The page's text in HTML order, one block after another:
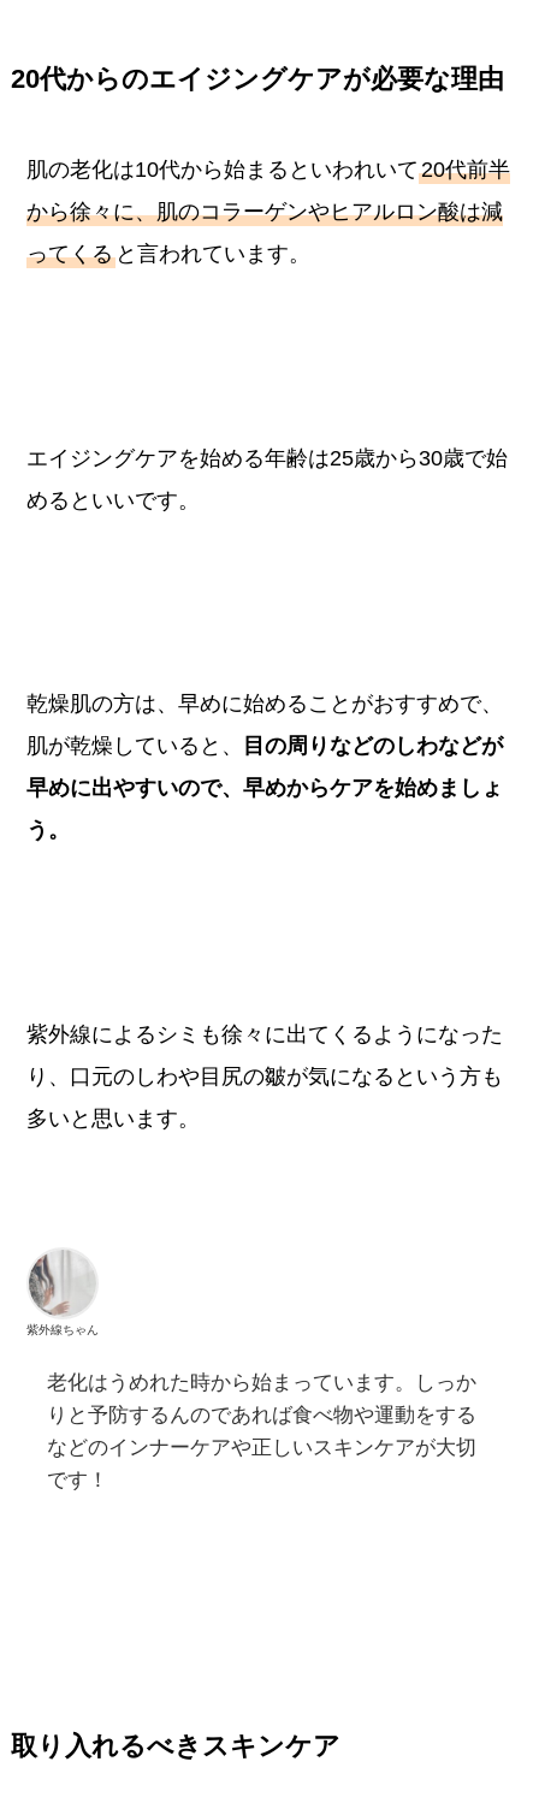
20代からのエイジングケアが必要な理由
肌の老化は10代から始まるといわれいて20代前半
から徐々に、肌のコラーゲンやヒアルロン酸は減
ってくる と言われています。
エイジングケアを始める年齢は25歳から30歳で始
めるといいです。
乾燥肌の方は、早めに始めることがおすすめで、
肌が乾燥していると、
目の周りなどのしわなどが
早めに出やすいので、早めからケアを始めましょ
う。
紫外線によるシミも徐々に出てくるようになった
り、口元のしわや目尻の皺が気になるという方も
多いと思います。
紫外線ちゃん
老化はうめれた時から始まっています。しっか
りと予防するんのであれば食べ物や運動をする
などのインナーケアや正しいスキンケアが大切
です！
取り入れるべきスキンケア